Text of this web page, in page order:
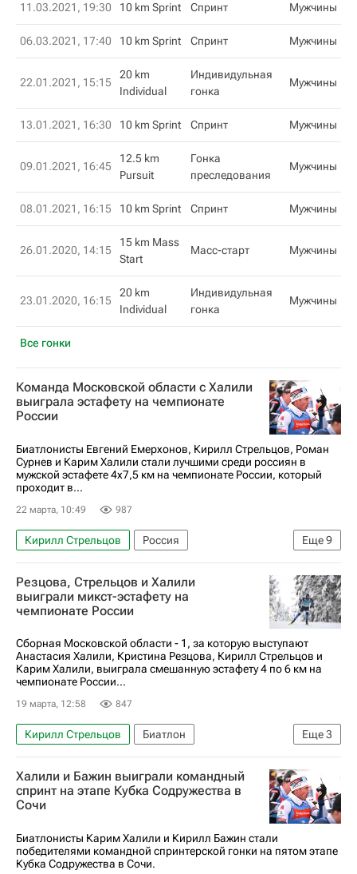
Все гонки
11.03.2021, 19:30 10 km Sprint Спринт Мужчины
06.03.2021, 17:40 10 km Sprint Спринт Мужчины
22.01.2021, 15:15
20 km
Individual
Индивидульная
гонка
Мужчины
13.01.2021, 16:30 10 km Sprint Спринт Мужчины
09.01.2021, 16:45
12.5 km
Pursuit
Гонка
преследования
Мужчины
08.01.2021, 16:15 10 km Sprint Спринт Мужчины
26.01.2020, 14:15
15 km Mass
Start
Масс-старт Мужчины
23.01.2020, 16:15
20 km
Individual
Индивидульная
гонка
Мужчины
Команда Московской области c Халили
выиграла эстафету на чемпионате
России
Биатлонисты Евгений Емерхонов, Кирилл Стрельцов, Роман
Сурнев и Карим Халили стали лучшими среди россиян в
мужской эстафете 4x7,5 км на чемпионате России, который
проходит в...
22 марта, 10:49 987
Еще9
Кирилл Стрельцов
Россия
Московская область (Подмосковье)
Белоруссия
Максим Воробьев
Андрей Крутов
Алексей Вагин
Чемпионат России по биатлону
Биатлон
Карим Халили
Спорт
Резцова, Стрельцов и Халили
выиграли микст-эстафету на
чемпионате России
Сборная Московской области - 1, за которую выступают
Анастасия Халили, Кристина Резцова, Кирилл Стрельцов и
Карим Халили, выиграла смешанную эстафету 4 по 6 км на
чемпионате России...
19 марта, 12:58 847
Еще3
Кирилл Стрельцов
Биатлон
Карим Халили
Кристина Резцова
Чемпионат России по биатлону
Халили и Бажин выиграли командный
спринт на этапе Кубка Содружества в
Сочи
Биатлонисты Карим Халили и Кирилл Бажин стали
победителями командной спринтерской гонки на пятом этапе
Кубка Содружества в Сочи.